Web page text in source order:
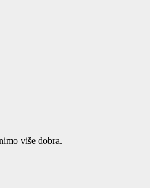
više dobra.